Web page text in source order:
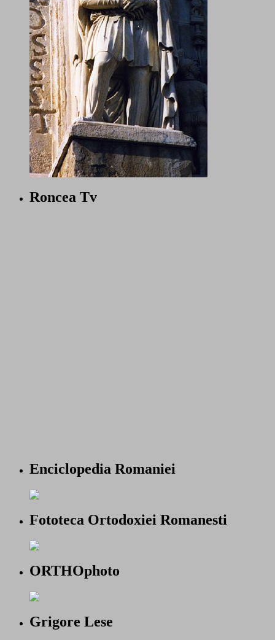
Roncea Tv
Enciclopedia Romaniei
Fototeca Ortodoxiei Romanesti
ORTHOphoto
Grigore Lese